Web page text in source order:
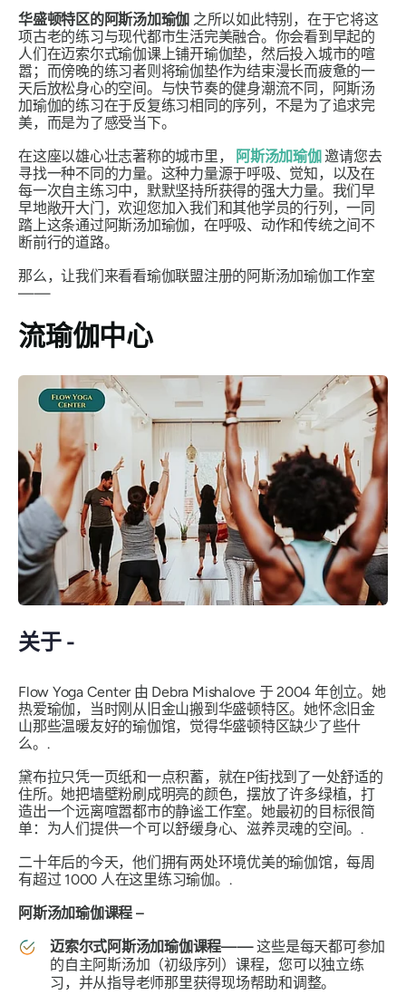
华盛顿特区的阿斯汤加瑜伽 之所以如此特别，在于它将这
项古老的练习与现代都市生活完美融合。你会看到早起的
人们在迈索尔式瑜伽课上铺开瑜伽垫，然后投入城市的喧
嚣；而傍晚的练习者则将瑜伽垫作为结束漫长而疲惫的一
天后放松身心的空间。与快节奏的健身潮流不同，阿斯汤
加瑜伽的练习在于反复练习相同的序列，不是为了追求完
美，而是为了感受当下。
在这座以雄心壮志著称的城市里，
阿斯汤加瑜伽邀请您去
寻找一种不同的力量。这种力量源于呼吸、觉知，以及在
每一次自主练习中，默默坚持所获得的强大力量。我们早
早地敞开大门，欢迎您加入我们和其他学员的行列，一同
踏上这条通过阿斯汤加瑜伽，在呼吸、动作和传统之间不
断前行的道路。
那么，让我们来看看瑜伽联盟注册的阿斯汤加瑜伽工作室
——
流瑜伽中心
关于 -
Flow Yoga Center 由 Debra Mishalove 于 2004 年创立。她
热爱瑜伽，当时刚从旧金山搬到华盛顿特区。她怀念旧金
山那些温暖友好的瑜伽馆，觉得华盛顿特区缺少了些什
么。.
黛布拉只凭一页纸和一点积蓄，就在P街找到了一处舒适的
住所。她把墙壁粉刷成明亮的颜色，摆放了许多绿植，打
造出一个远离喧嚣都市的静谧工作室。她最初的目标很简
单：为人们提供一个可以舒缓身心、滋养灵魂的空间。.
二十年后的今天，他们拥有两处环境优美的瑜伽馆，每周
有超过 1000 人在这里练习瑜伽。.
阿斯汤加瑜伽课程 –
迈索尔式阿斯汤加瑜伽课程——这些是每天都可参加
的自主阿斯汤加（初级序列）课程，您可以独立练
习，并从指导老师那里获得现场帮助和调整。